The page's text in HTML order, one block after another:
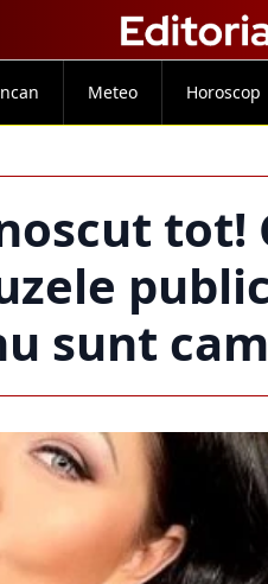
Meteo Horoscop
tot!
sunt